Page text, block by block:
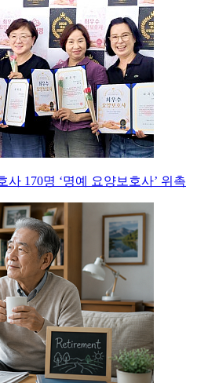
사 170명 ‘명예 요양보호사’ 위촉